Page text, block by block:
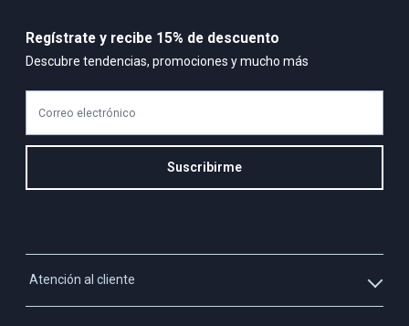
Atención al cliente
Regístrate y recibe 15% de descuento
Descubre tendencias, promociones y mucho más
Correo electrónico
Suscribirme